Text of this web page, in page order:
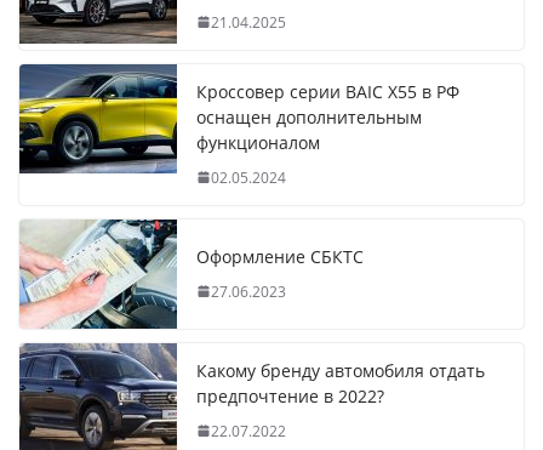
21.04.2025
Кроссовер серии BAIC X55 в РФ
оснащен дополнительным
функционалом
02.05.2024
Оформление СБКТС
27.06.2023
Какому бренду автомобиля отдать
предпочтение в 2022?
22.07.2022